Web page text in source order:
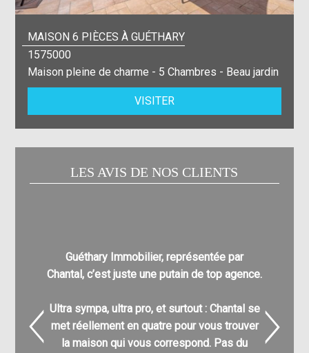
MAISON 6 PIÈCES À GUÉTHARY
1575000
Maison pleine de charme - 5 Chambres - Beau jardin
VISITER
LES AVIS DE NOS CLIENTS
Guéthary Immobilier, représentée par
Chantal, c’est juste une putain de top agence.
Ultra sympa, ultra pro, et surtout : Chantal se
met réellement en quatre pour vous trouver
la maison qui vous correspond. Pas du